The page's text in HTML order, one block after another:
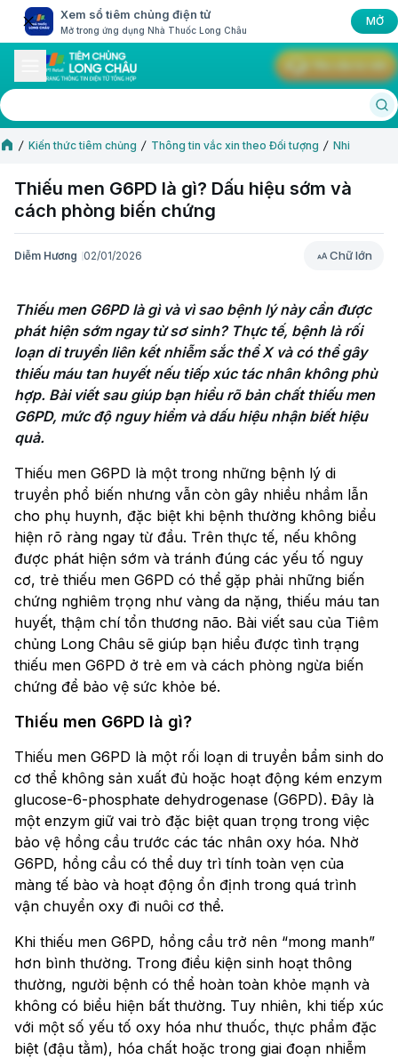
Xem sổ tiêm chủng điện tử
Mở trong ứng dụng Nhà Thuốc Long Châu
MỞ
Kiến thức tiêm chủng Thông tin vắc xin theo Đối tượng Nhi
Thiếu men G6PD là gì? Dấu hiệu sớm và
cách phòng biến chứng
Diễm Hương 02/01/2026 Chữ lớn
Chữ lớn
Thiếu men G6PD là gì và vì sao bệnh lý này cần được
phát hiện sớm ngay từ sơ sinh? Thực tế, bệnh là rối
loạn di truyền liên kết nhiễm sắc thể X và có thể gây
thiếu máu tan huyết nếu tiếp xúc tác nhân không phù
hợp. Bài viết sau giúp bạn hiểu rõ bản chất thiếu men
G6PD, mức độ nguy hiểm và dấu hiệu nhận biết hiệu
Thiếu men G6PD là một trong những bệnh lý di
truyền phổ biến nhưng vẫn còn gây nhiều nhầm lẫn
cho phụ huynh, đặc biệt khi bệnh thường không biểu
hiện rõ ràng ngay từ đầu. Trên thực tế, nếu không
được phát hiện sớm và tránh đúng các yếu tố nguy
cơ, trẻ thiếu men G6PD có thể gặp phải những biến
chứng nghiêm trọng như vàng da nặng, thiếu máu tan
huyết, thậm chí tổn thương não. Bài viết sau của Tiêm
chủng Long Châu sẽ giúp bạn hiểu được tình trạng
thiếu men G6PD ở trẻ em và cách phòng ngừa biến
chứng để bảo vệ sức khỏe bé.
Thiếu men G6PD là gì?
Thiếu men G6PD là một rối loạn di truyền bẩm sinh do
cơ thể không sản xuất đủ hoặc hoạt động kém enzym
glucose-6-phosphate dehydrogenase (G6PD). Đây là
một enzym giữ vai trò đặc biệt quan trọng trong việc
bảo vệ hồng cầu trước các tác nhân oxy hóa. Nhờ
G6PD, hồng cầu có thể duy trì tính toàn vẹn của
màng tế bào và hoạt động ổn định trong quá trình
vận chuyển oxy đi nuôi cơ thể.
Khi thiếu men G6PD, hồng cầu trở nên “mong manh”
hơn bình thường. Trong điều kiện sinh hoạt thông
thường, người bệnh có thể hoàn toàn khỏe mạnh và
không có biểu hiện bất thường. Tuy nhiên, khi tiếp xúc
với một số yếu tố oxy hóa như thuốc, thực phẩm đặc
biệt (đậu tằm), hóa chất hoặc trong giai đoạn nhiễm